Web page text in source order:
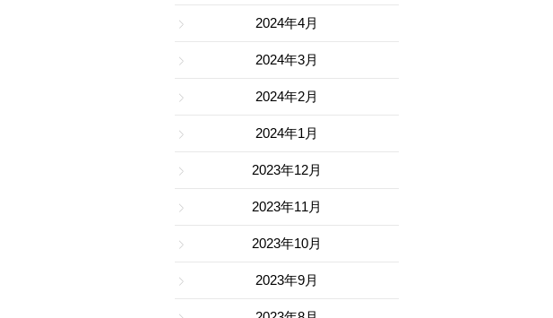
2024年4月
2024年3月
2024年2月
2024年1月
2023年12月
2023年11月
2023年10月
2023年9月